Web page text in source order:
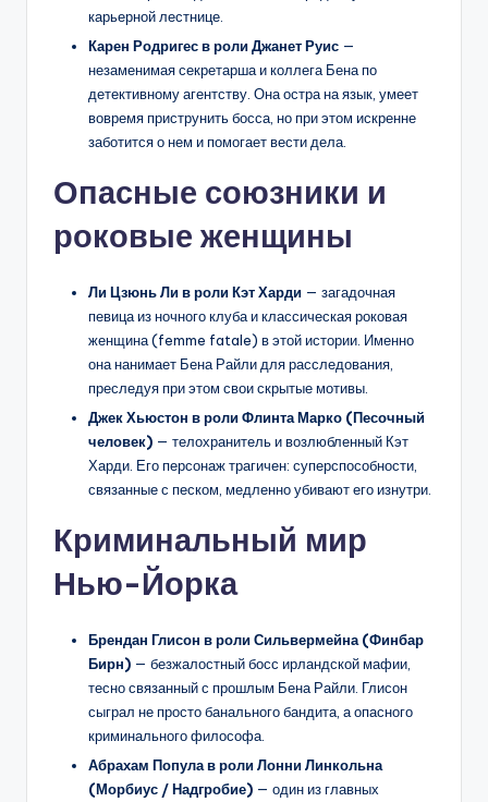
карьерной лестнице.
Карен Родригес в роли Джанет Руис —
незаменимая секретарша и коллега Бена по
детективному агентству. Она остра на язык, умеет
вовремя приструнить босса, но при этом искренне
заботится о нем и помогает вести дела.
Опасные союзники и
роковые женщины
Ли Цзюнь Ли в роли Кэт Харди — загадочная
певица из ночного клуба и классическая роковая
женщина (femme fatale) в этой истории. Именно
она нанимает Бена Райли для расследования,
преследуя при этом свои скрытые мотивы.
Джек Хьюстон в роли Флинта Марко (Песочный
человек) — телохранитель и возлюбленный Кэт
Харди. Его персонаж трагичен: суперспособности,
связанные с песком, медленно убивают его изнутри.
Криминальный мир
Нью-Йорка
Брендан Глисон в роли Сильвермейна (Финбар
Бирн) — безжалостный босс ирландской мафии,
тесно связанный с прошлым Бена Райли. Глисон
сыграл не просто банального бандита, а опасного
криминального философа.
Абрахам Попула в роли Лонни Линкольна
(Морбиус / Надгробие) — один из главных